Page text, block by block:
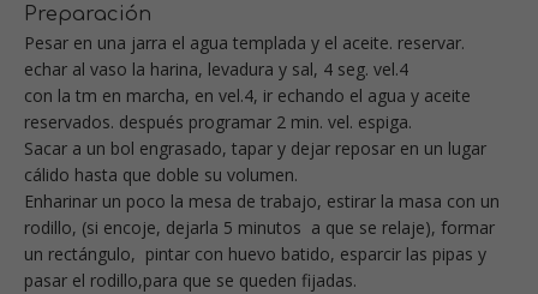
Preparación
Pesar en una jarra el agua templada y el aceite. reservar.
echar al vaso la harina, levadura y sal, 4 seg. vel.4
con la tm en marcha, en vel.4, ir echando el agua y aceite
reservados. después programar 2 min. vel. espiga.
Sacar a un bol engrasado, tapar y dejar reposar en un lugar
cálido hasta que doble su volumen.
Enharinar un poco la mesa de trabajo, estirar la masa con un
rodillo, (si encoje, dejarla 5 minutos a que se relaje), formar
un rectángulo, pintar con huevo batido, esparcir las pipas y
pasar el rodillo,para que se queden fijadas.